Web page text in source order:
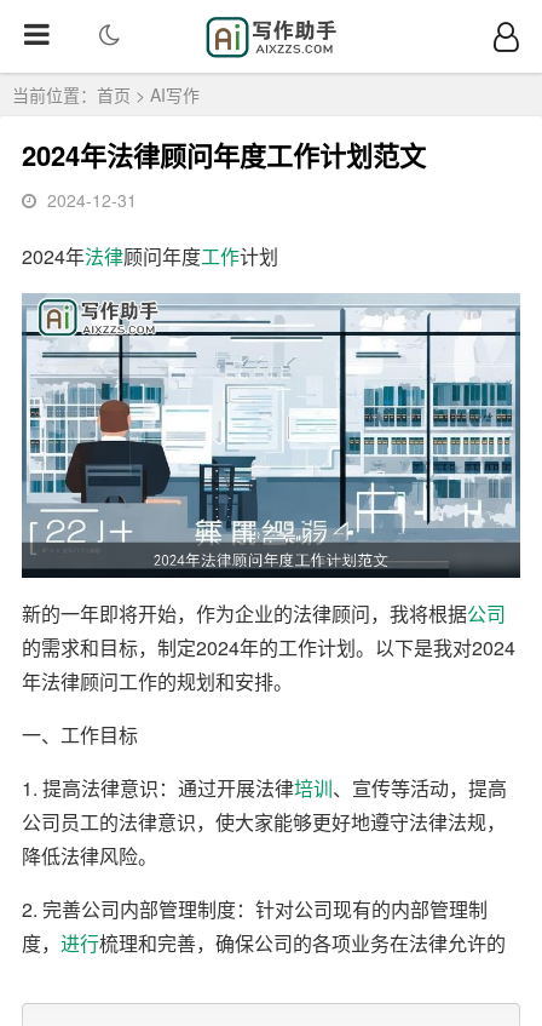
当前位置： 首页 > AI写作
2024年法律顾问年度工作计划范文
2024-12-31
2024年法律顾问年度工作计划
新的一年即将开始，作为企业的法律顾问，我将根据公司
的需求和目标，制定2024年的工作计划。以下是我对2024
年法律顾问工作的规划和安排。
一、工作目标
1. 提高法律意识：通过开展法律培训、宣传等活动，提高
公司员工的法律意识，使大家能够更好地遵守法律法规，
降低法律风险。
2. 完善公司内部管理制度：针对公司现有的内部管理制
度， 进行梳理和完善，确保公司的各项业务在法律允许的